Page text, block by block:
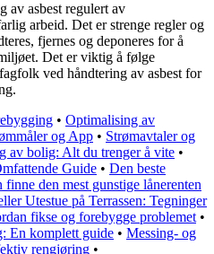
av asbest regulert av
arbeid. Det er strenge regler og
fjernes og deponeres for å
Det er viktig å følge
ved håndtering av asbest for
• Optimalising av
og App • Strømavtaler og
av bolig: Alt du trenger å vite •
Guide • Den beste
den mest gunstige lånerenten
Utestue på Terrassen: Tegninger
fikse og forebygge problemet •
En komplett guide • Messing- og
rengjøring •